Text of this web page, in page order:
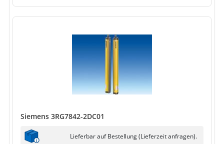
Siemens 3RG7842-2DC01
Lieferbar auf Bestellung (Lieferzeit anfragen).